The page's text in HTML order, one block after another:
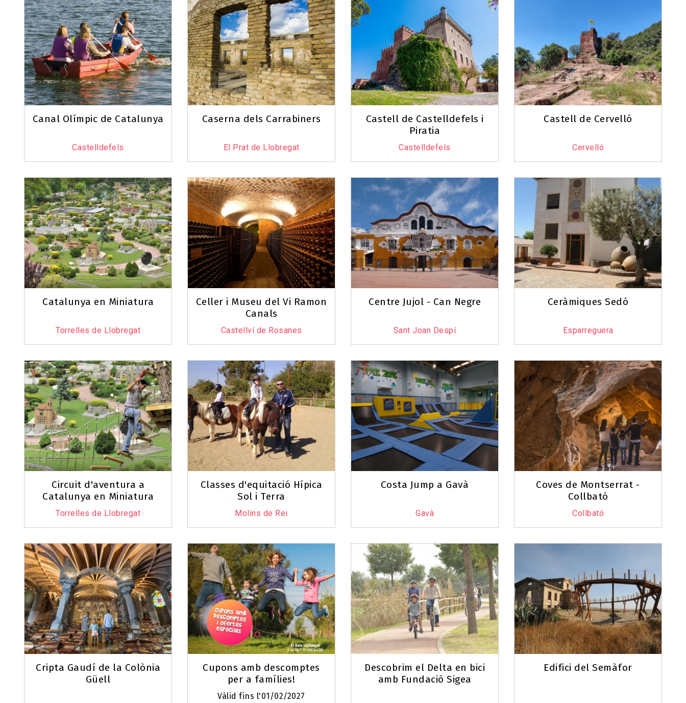
Canal Olímpic de Catalunya
Castelldefels
Caserna dels Carrabiners
El Prat de Llobregat
Castell de Castelldefels i
Piratia
Castelldefels
Castell de Cervelló
Cervelló
Catalunya en Miniatura
Torrelles de Llobregat
Celler i Museu del Vi Ramon
Canals
Castellví de Rosanes
Centre Jujol - Can Negre
Sant Joan Despí
Ceràmiques Sedó
Esparreguera
Circuit d'aventura a
Catalunya en Miniatura
Torrelles de Llobregat
Classes d'equitació Hípica
Sol i Terra
Molins de Rei
Costa Jump a Gavà
Gavà
Coves de Montserrat -
Collbató
Collbató
Cripta Gaudí de la Colònia
Güell
Cupons amb descomptes
per a famílies!
Vàlid fins l'01/02/2027
Descobrim el Delta en bici
amb Fundació Sigea
Edifici del Semàfor